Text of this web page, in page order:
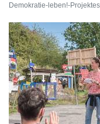
Demokratie-leben!-